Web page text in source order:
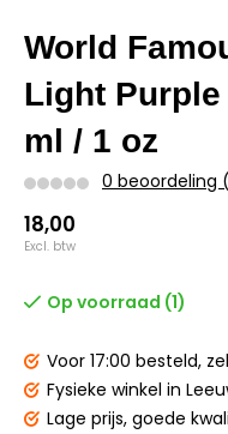
World
Light Purple
ml / 1 oz
0 beoordeling
18,00
Excl. btw
Op voorraad (1)
Voor 17:00 besteld,
Fysieke winkel in
Lage prijs, goede